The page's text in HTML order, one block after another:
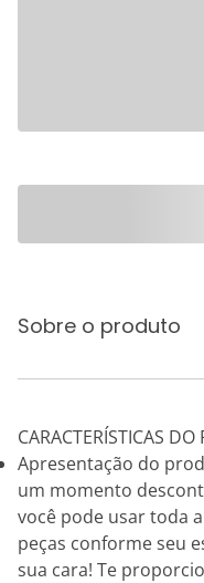
Sobre o produto
CARACTERÍSTICAS
Apresentação do
um momento
você pode usar toda
peças conforme seu
sua cara! Te